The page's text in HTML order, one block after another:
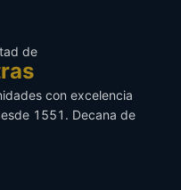
de
con excelencia
1551. Decana de